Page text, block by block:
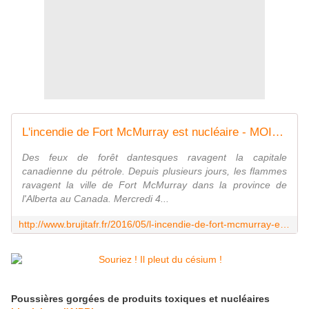
L'incendie de Fort McMurray est nucléaire - MOINS de BIENS PLUS de LIENS
Des feux de forêt dantesques ravagent la capitale
canadienne du pétrole. Depuis plusieurs jours, les flammes
ravagent la ville de Fort McMurray dans la province de
l'Alberta au Canada. Mercredi 4...
Poussières gorgées de produits toxiques et nucléaires